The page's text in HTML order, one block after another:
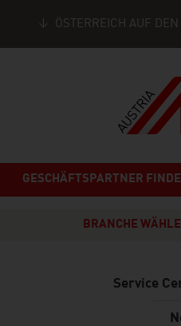
ÖSTERREICH AUF
GESCHÄFTSPARTNER
BRANCHE
Service